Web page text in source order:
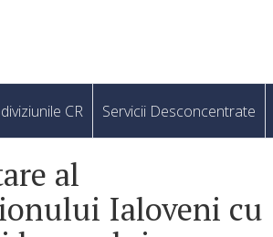
CR Servicii Desconcentrate
al
Ialoveni cu